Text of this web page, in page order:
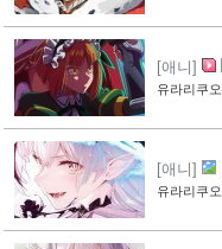
[애니]
보스가
유라리쿠오
[애니]
이션화
유라리쿠오